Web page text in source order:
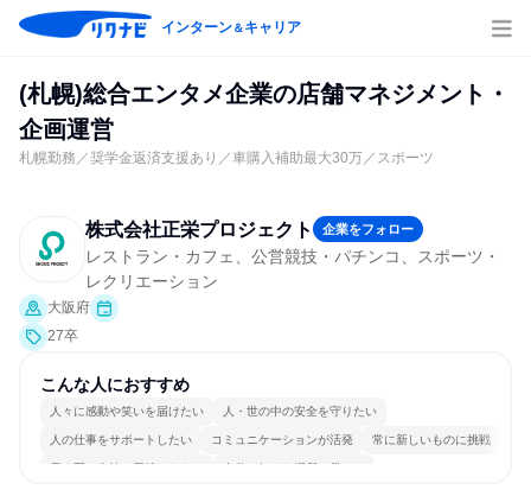
インターン＆キャリア
(札幌)総合エンタメ企業の店舗マネジメント・
企画運営
札幌勤務／奨学金返済支援あり／車購入補助最大30万／スポーツ
株式会社正栄プロジェクト 企業をフォロー
レストラン・カフェ、公営競技・パチンコ、スポーツ・
レクリエーション
大阪府
27卒
こんな人におすすめ
人々に感動や笑いを届けたい 人・世の中の安全を守りたい
人の仕事をサポートしたい コミュニケーションが活発 常に新しいものに挑戦
長く同じ会社に居続けられる 自分の好きな場所で働ける